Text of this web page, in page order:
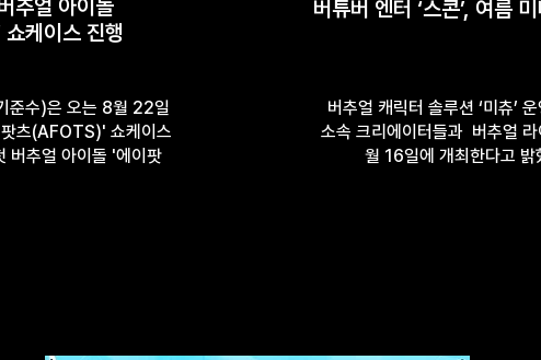
추얼 아이돌
케이스 진행
준수)은 오는 8월 22일
츠(AFOTS)' 쇼케이스
버추얼 아이돌 '에이팟
버튜버 엔터 ‘스콘’, 여름
버추얼 캐릭터 솔루션 ‘미츄’
소속 크리에이터들과 버추얼
월 16일에 개최한다고